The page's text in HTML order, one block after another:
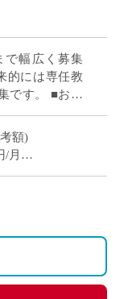
で幅広く募集
的には専任教
です。 ■おす
です。 平日1
額)
/月